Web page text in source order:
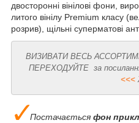
двосторонні вінілові фони,
литого вінілу Premium класу
розрив), щільні суперматові
ВИЗИВАТИ ВЕСЬ
ПЕРЕХОДУЙТЕ за
<<<
Постачається фон